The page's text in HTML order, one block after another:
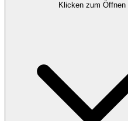
Klicken zum Öffnen